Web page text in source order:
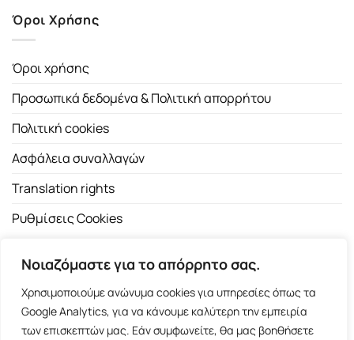
Νοιαζόμαστε για το απόρρητο σας.
Χρησιμοποιούμε ανώνυμα cookies για υπηρεσίες όπως τα
Google Analytics, για να κάνουμε καλύτερη την εμπειρία
των επισκεπτών μας. Εάν συμφωνείτε, θα μας βοηθήσετε
Όροι Χρήσης
Όροι χρήσης
Προσωπικά δεδομένα & Πολιτική απορρήτου
Πολιτική cookies
Ασφάλεια συναλλαγών
Translation rights
Ρυθμίσεις Cookies